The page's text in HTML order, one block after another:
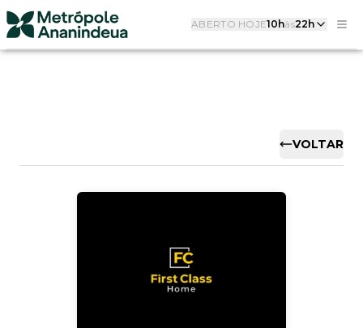
ABERTO HOJE10hàs22h
VOLTAR